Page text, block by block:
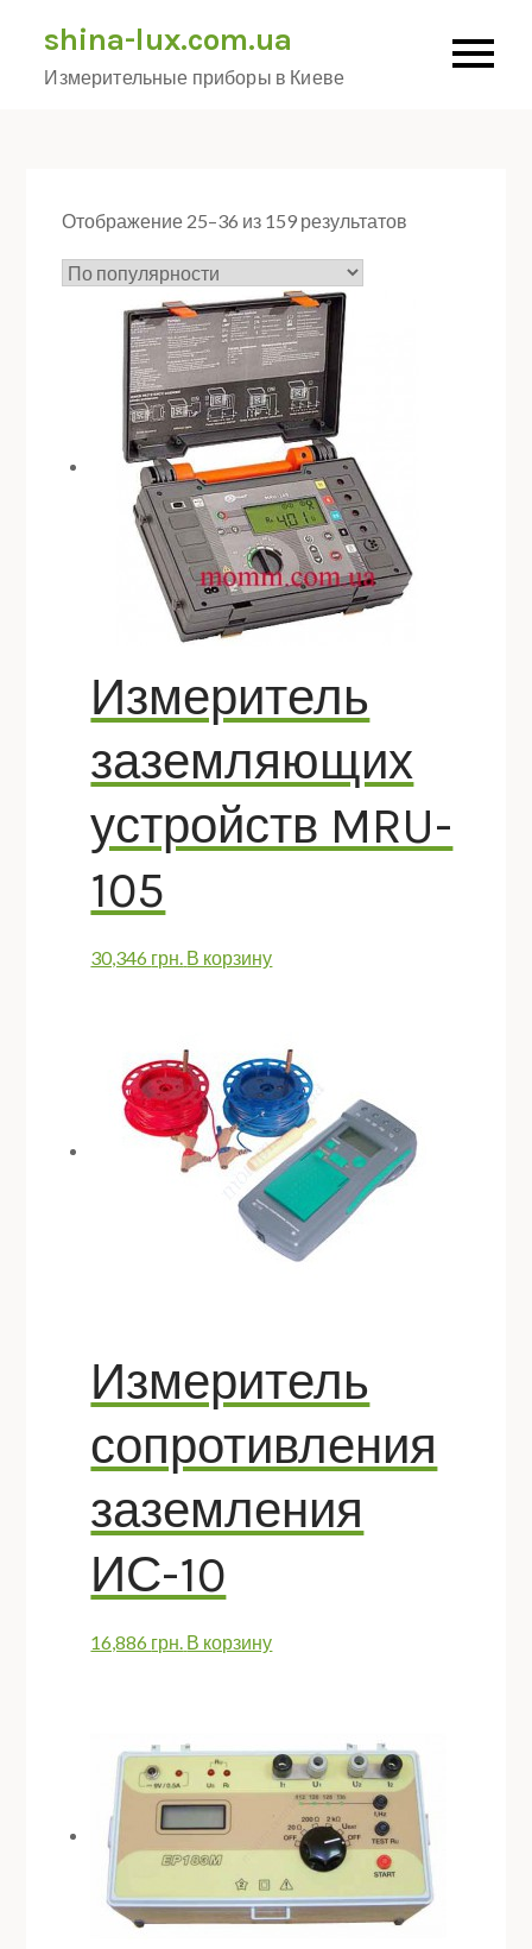
content
shina-lux.com.ua
Измерительные приборы в Киеве
Отображение 25–36 из 159 результатов
Измеритель
заземляющих
устройств MRU-
105
30,346 грн. В корзину
Измеритель
сопротивления
заземления
ИС-10
16,886 грн. В корзину